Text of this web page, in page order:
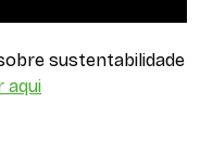
sustentabilidade
aqui